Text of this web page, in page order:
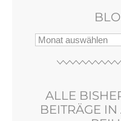
ALLE
BEITRÄGE